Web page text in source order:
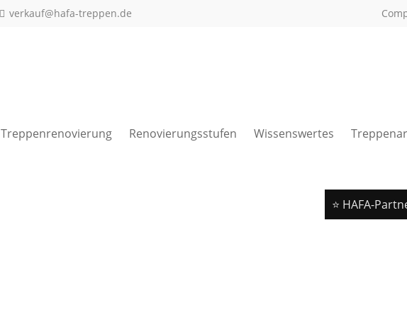
verkauf@hafa-treppen.de
Treppenrenovierung Renovierungsstufen Wissenswertes
⭐ HAFA-